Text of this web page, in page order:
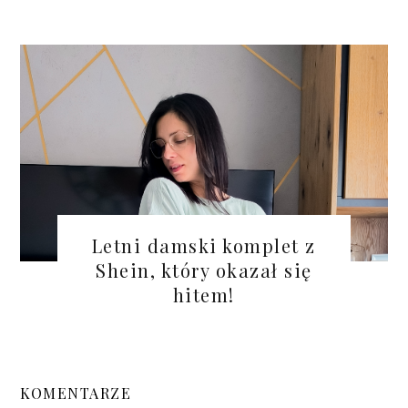
Letni damski komplet z
Shein, który okazał się
hitem!
KOMENTARZE